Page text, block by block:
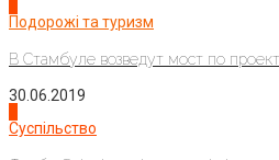
Подорожі та туризм
В Стамбуле возведут мост по
30.06.2019
Суспільство